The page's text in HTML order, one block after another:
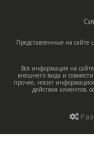
Представленные на сайте
Вся информация на
внешнего вида и
прочее, носит
действия клиентов,